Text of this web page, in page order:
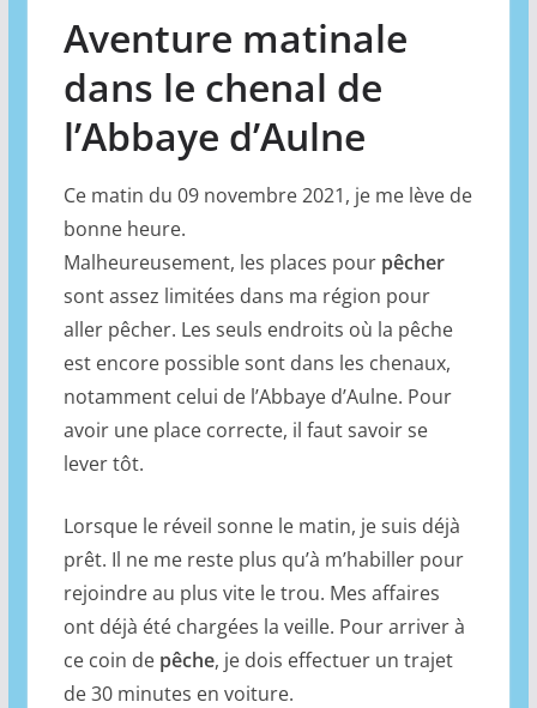
Aventure matinale
dans le chenal de
l’Abbaye d’Aulne
Ce matin du 09 novembre 2021, je me lève de
bonne heure.
Malheureusement, les places pour pêcher
sont assez limitées dans ma région pour
aller pêcher. Les seuls endroits où la pêche
est encore possible sont dans les chenaux,
notamment celui de l’Abbaye d’Aulne. Pour
avoir une place correcte, il faut savoir se
lever tôt.
Lorsque le réveil sonne le matin, je suis déjà
prêt. Il ne me reste plus qu’à m’habiller pour
rejoindre au plus vite le trou. Mes affaires
ont déjà été chargées la veille. Pour arriver à
ce coin de pêche, je dois effectuer un trajet
de 30 minutes en voiture.